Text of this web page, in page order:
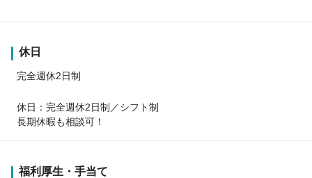
休日
完全週休2日制
休日：完全週休2日制／シフト制
長期休暇も相談可！
福利厚生・手当て